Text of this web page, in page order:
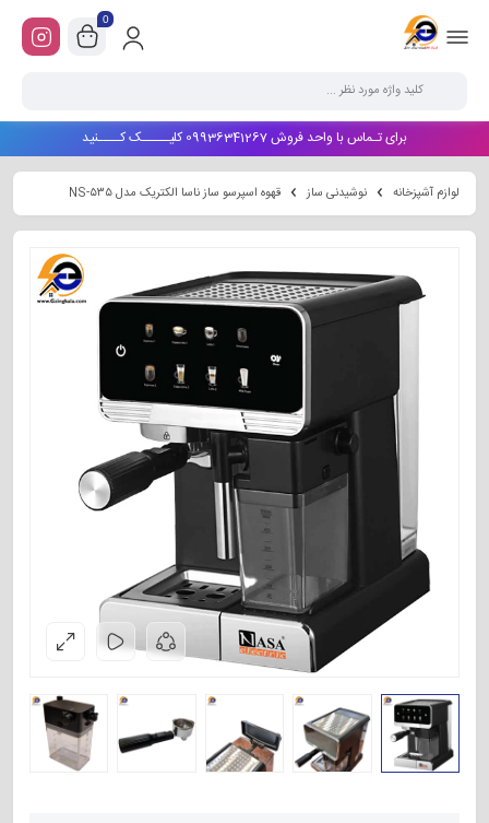
0
برای تـماس با واحد فروش 09936341267 کلیـــــک کــــنید
لوازم آشپزخانه نوشیدنی ساز قهوه اسپرسو ساز ناسا الکتریک مدل NS-۵۳۵